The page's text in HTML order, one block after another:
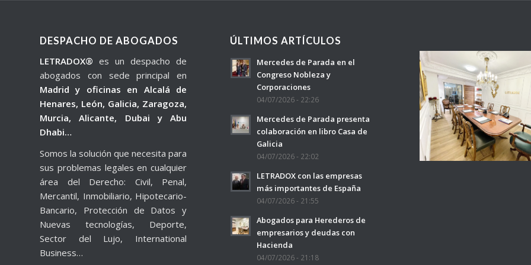
DESPACHO DE ABOGADOS
LETRADOX® es un despacho de
abogados con sede principal en
Madrid y oficinas en Alcalá de
Henares, León, Galicia, Zaragoza,
Murcia, Alicante, Dubai y Abu
Dhabi…
Somos la solución que necesita para
sus problemas legales en cualquier
área del Derecho: Civil, Penal,
Mercantil, Inmobiliario, Hipotecario-
Bancario, Protección de Datos y
Nuevas tecnologías, Deporte,
Sector del Lujo, International
Business…
ÚLTIMOS ARTÍCULOS
Mercedes de Parada en el
Congreso Nobleza y
Corporaciones
04/07/2026 - 22:26
Mercedes de Parada presenta
colaboración en libro Casa de
Galicia
04/07/2026 - 22:02
LETRADOX con las empresas
más importantes de España
04/07/2026 - 21:55
Abogados para Herederos de
empresarios y deudas con
Hacienda
04/07/2026 - 21:18